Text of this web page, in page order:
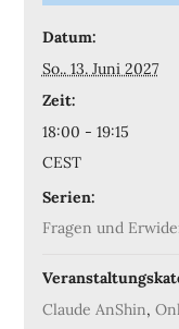
Datum:
So.. 13. Juni 2027
Zeit:
18:00 - 19:15
CEST
Serien:
Fragen und
Claude AnShin,